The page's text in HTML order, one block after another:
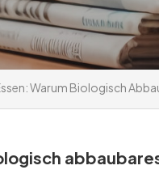
Warum Biologisch